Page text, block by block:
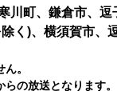
川町、鎌倉市、
く)、横須賀市、
。
の放送となります。